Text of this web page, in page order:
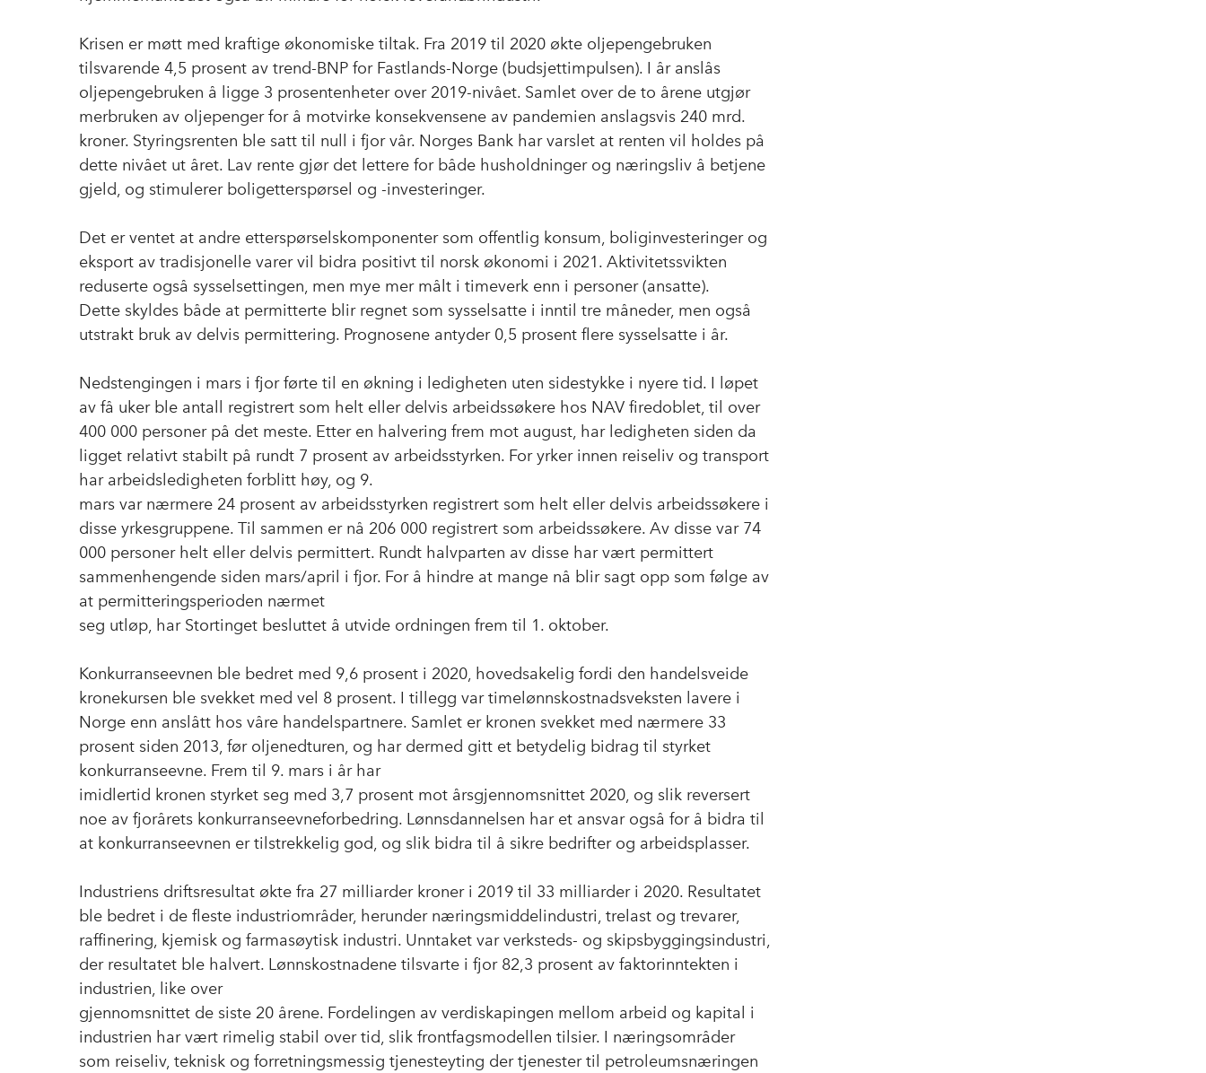
Krisen er møtt med kraftige økonomiske tiltak. Fra 2019 til 2020 økte oljepengebruken
tilsvarende 4,5 prosent av trend-BNP for Fastlands-Norge (budsjettimpulsen). I år anslås
oljepengebruken å ligge 3 prosentenheter over 2019-nivået. Samlet over de to årene utgjør
merbruken av oljepenger for å motvirke konsekvensene av pandemien anslagsvis 240 mrd.
kroner. Styringsrenten ble satt til null i fjor vår. Norges Bank har varslet at renten vil holdes på
dette nivået ut året. Lav rente gjør det lettere for både husholdninger og næringsliv å betjene
gjeld, og stimulerer boligetterspørsel og -investeringer.
Det er ventet at andre etterspørselskomponenter som offentlig konsum, boliginvesteringer og
eksport av tradisjonelle varer vil bidra positivt til norsk økonomi i 2021. Aktivitetssvikten
reduserte også sysselsettingen, men mye mer målt i timeverk enn i personer (ansatte).
Dette skyldes både at permitterte blir regnet som sysselsatte i inntil tre måneder, men også
utstrakt bruk av delvis permittering. Prognosene antyder 0,5 prosent flere sysselsatte i år.
Nedstengingen i mars i fjor førte til en økning i ledigheten uten sidestykke i nyere tid. I løpet
av få uker ble antall registrert som helt eller delvis arbeidssøkere hos NAV firedoblet, til over
400 000 personer på det meste. Etter en halvering frem mot august, har ledigheten siden da
ligget relativt stabilt på rundt 7 prosent av arbeidsstyrken. For yrker innen reiseliv og transport
har arbeidsledigheten forblitt høy, og 9.
mars var nærmere 24 prosent av arbeidsstyrken registrert som helt eller delvis arbeidssøkere i
disse yrkesgruppene. Til sammen er nå 206 000 registrert som arbeidssøkere. Av disse var 74
000 personer helt eller delvis permittert. Rundt halvparten av disse har vært permittert
sammenhengende siden mars/april i fjor. For å hindre at mange nå blir sagt opp som følge av
at permitteringsperioden nærmet
seg utløp, har Stortinget besluttet å utvide ordningen frem til 1. oktober.
Konkurranseevnen ble bedret med 9,6 prosent i 2020, hovedsakelig fordi den handelsveide
kronekursen ble svekket med vel 8 prosent. I tillegg var timelønnskostnadsveksten lavere i
Norge enn anslått hos våre handelspartnere. Samlet er kronen svekket med nærmere 33
prosent siden 2013, før oljenedturen, og har dermed gitt et betydelig bidrag til styrket
konkurranseevne. Frem til 9. mars i år har
imidlertid kronen styrket seg med 3,7 prosent mot årsgjennomsnittet 2020, og slik reversert
noe av fjorårets konkurranseevneforbedring. Lønnsdannelsen har et ansvar også for å bidra til
at konkurranseevnen er tilstrekkelig god, og slik bidra til å sikre bedrifter og arbeidsplasser.
Industriens driftsresultat økte fra 27 milliarder kroner i 2019 til 33 milliarder i 2020. Resultatet
ble bedret i de fleste industriområder, herunder næringsmiddelindustri, trelast og trevarer,
raffinering, kjemisk og farmasøytisk industri. Unntaket var verksteds- og skipsbyggingsindustri,
der resultatet ble halvert. Lønnskostnadene tilsvarte i fjor 82,3 prosent av faktorinntekten i
industrien, like over
gjennomsnittet de siste 20 årene. Fordelingen av verdiskapingen mellom arbeid og kapital i
industrien har vært rimelig stabil over tid, slik frontfagsmodellen tilsier. I næringsområder
som reiseliv, teknisk og forretningsmessig tjenesteyting der tjenester til petroleumsnæringen